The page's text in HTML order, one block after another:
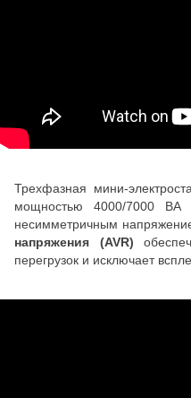
Трехфазная мини-
мощностью 4000/7000 ВА
несимметричным
напряжения (AVR)
перегрузок и исключает